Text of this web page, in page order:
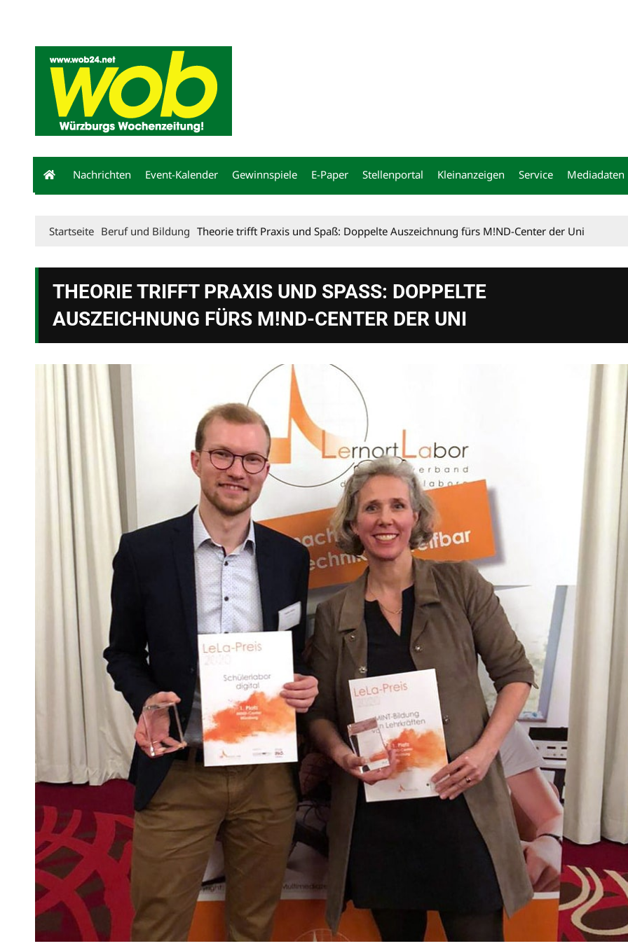
Nachrichten Event-Kalender Gewinnspiele E-Paper Stellenportal Kleinanzeigen Service Mediadaten
Startseite Beruf und Bildung Theorie trifft Praxis und Spaß: Doppelte Auszeichnung fürs M!ND-Center der Uni
THEORIE TRIFFT PRAXIS UND SPASS: DOPPELTE A
USZEICHNUNG FÜRS M!ND-CENTER DER UNI